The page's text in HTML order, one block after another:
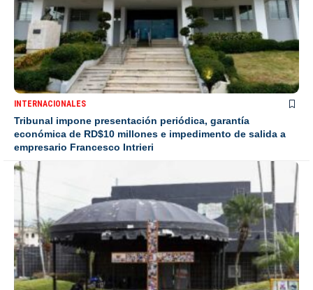
INTERNACIONALES
Tribunal impone presentación periódica, garantía
económica de RD$10 millones e impedimento de salida a
empresario Francesco Intrieri